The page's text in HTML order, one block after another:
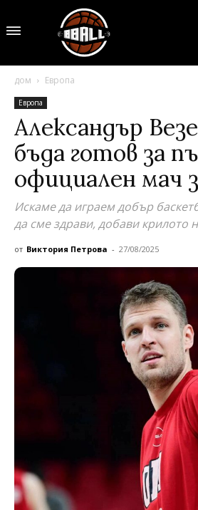
дом Европа
Европа
Александър
бъда готов за
официален мач
Искаме да играем добър
да сме здрави, добави крилото
от Виктория Петрова - 27/08/2025